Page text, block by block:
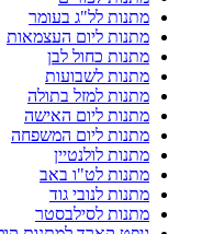
מתנות לל"ג בעומר
מתנות ליום העצמאות
מתנות כחול לבן
מתנות לשבועות
מתנות למזל בתולה
מתנות ליום האישה
מתנות ליום המשפחה
מתנות לולנטיין
מתנות לט"ו באב
מתנות לנובי גוד
מתנות לסילבסטר